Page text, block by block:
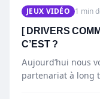
JEUX VIDÉO 1 min
[ DRIVERS
C’EST ?
Aujourd’hui nous
partenariat à long